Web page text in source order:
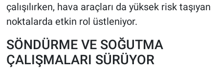
çalışılırken, hava araçları da yüksek risk taşıyan
noktalarda etkin rol üstleniyor.
SÖNDÜRME VE SOĞUTMA
ÇALIŞMALARI SÜRÜYOR